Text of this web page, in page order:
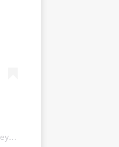
SMA Benimle Yürü Derneği (@smabenimleyuru)'in paylaştığı bir gönderi